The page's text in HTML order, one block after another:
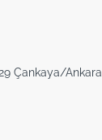
Çankaya/Ankara